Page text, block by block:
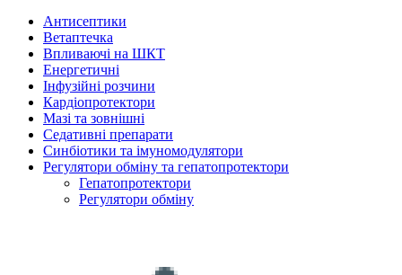
Антисептики
Ветаптечка
Впливаючі на ШКТ
Енергетичні
Інфузійні розчини
Кардіопротектори
Мазі та зовнішні
Седативні препарати
Синбіотики та імуномодулятори
Регулятори обміну та гепатопротектори
Гепатопротектори
Регулятори обміну